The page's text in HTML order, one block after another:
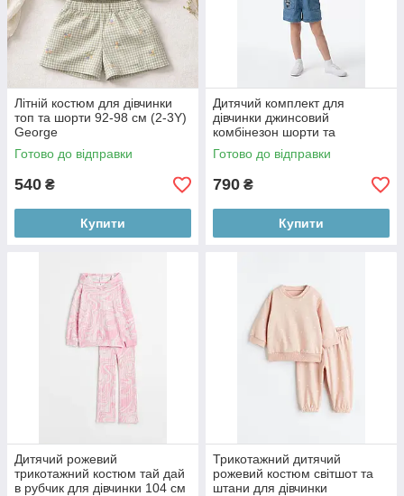
Літній костюм для дівчинки
топ та шорти 92-98 см (2-3Y)
George
Готово до відправки
540 ₴
Купити
Дитячий комплект для
дівчинки джинсовий
комбінезон шорти та
футболка Disney Minnie
Mouse 98-104 см (3-4Y)
Готово до відправки
790 ₴
Купити
Дитячий рожевий
трикотажний костюм тай дай
в рубчик для дівчинки 104 см
Трикотажний дитячий
рожевий костюм світшот та
штани для дівчинки